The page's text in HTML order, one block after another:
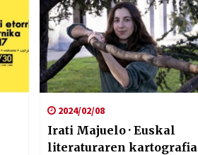
2024/02/08
Irati Majuelo · Euskal
literaturaren kartografia